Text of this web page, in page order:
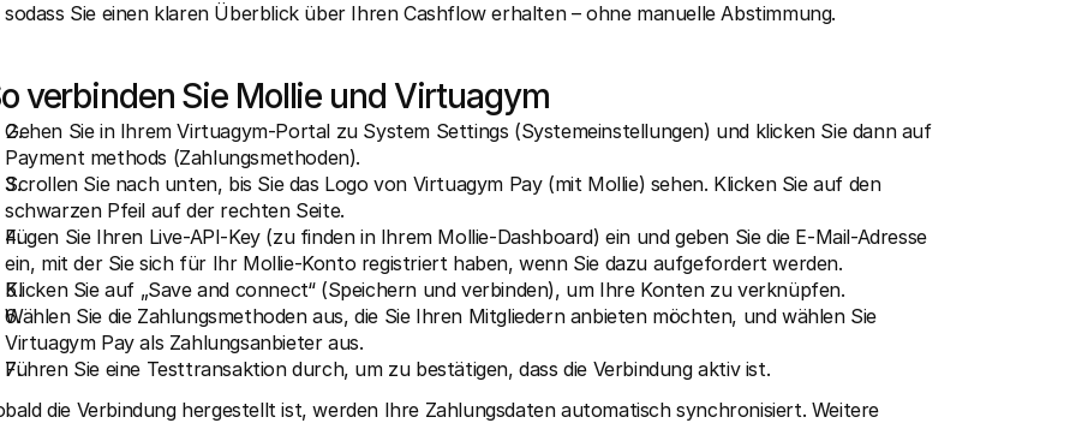
sodass Sie einen klaren Überblick über Ihren Cashflow erhalten – ohne manuelle Abstimmung.
verbinden Sie Mollie und Virtuagym
Gehen Sie in Ihrem Virtuagym-Portal zu System Settings (Systemeinstellungen) und klicken Sie dann auf
Payment methods (Zahlungsmethoden).
Scrollen Sie nach unten, bis Sie das Logo von Virtuagym Pay (mit Mollie) sehen. Klicken Sie auf den
schwarzen Pfeil auf der rechten Seite.
Fügen Sie Ihren Live-API-Key (zu finden in Ihrem Mollie-Dashboard) ein und geben Sie die E-Mail-Adresse
ein, mit der Sie sich für Ihr Mollie-Konto registriert haben, wenn Sie dazu aufgefordert werden.
Klicken Sie auf „Save and connect“ (Speichern und verbinden), um Ihre Konten zu verknüpfen.
Wählen Sie die Zahlungsmethoden aus, die Sie Ihren Mitgliedern anbieten möchten, und wählen Sie
Virtuagym Pay als Zahlungsanbieter aus.
Führen Sie eine Testtransaktion durch, um zu bestätigen, dass die Verbindung aktiv ist.
die Verbindung hergestellt ist, werden Ihre Zahlungsdaten automatisch synchronisiert. Weitere